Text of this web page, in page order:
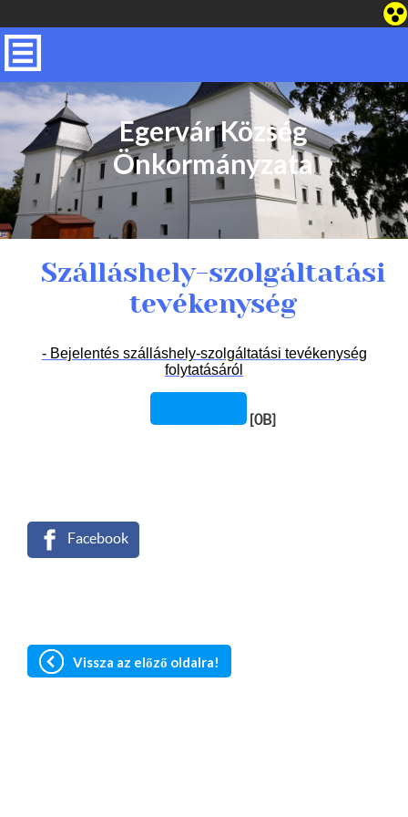
Egervár Község
Önkormányzata
Szálláshely-szolgáltatási
tevékenység
- Bejelentés szálláshely-szolgáltatási tevékenység
folytatásáról
[0B]
Facebook
Vissza az előző oldalra!